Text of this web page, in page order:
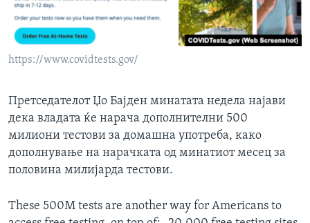
https://www.covidtests.gov/
Претседателот Џо Бајден минатата недела најави
дека владата ќе нарача дополнителни 500
милиони тестови за домашна употреба, како
дополнување на нарачката од минатиот месец за
половина милијарда тестови.
These 500M tests are another way for Americans to